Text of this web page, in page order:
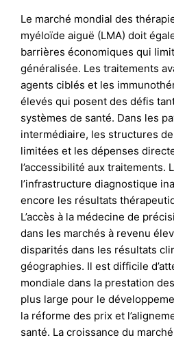
Le marché mondial des
myéloïde aiguë (LMA) doit
barrières économiques qui
généralisée. Les traitements
agents ciblés et les
élevés qui posent des défis
systèmes de santé. Dans les
intermédiaire, les structures
limitées et les dépenses
l’accessibilité aux traitements.
l’infrastructure diagnostique
encore les résultats
L’accès à la médecine de
dans les marchés à revenu
disparités dans les résultats
géographies. Il est difficile
mondiale dans la prestation
plus large pour le
la réforme des prix et
santé. La croissance du